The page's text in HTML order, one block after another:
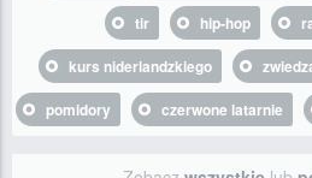
tir
hip-hop
kurs niderlandzkiego
pomidory
czerwone latarnie